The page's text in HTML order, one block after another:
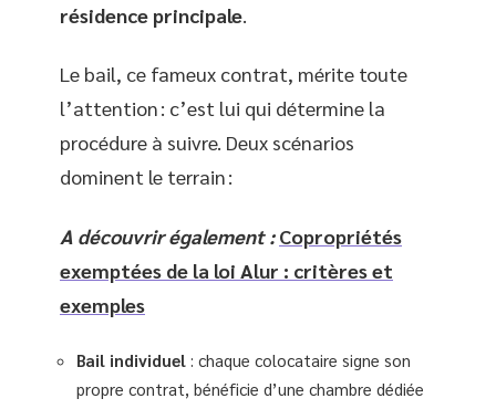
résidence principale
Le bail, ce fameux contrat, mérite toute
l’attention : c’est lui qui détermine la
procédure à suivre. Deux scénarios
dominent le terrain :
A découvrir également : Copropriétés
exemptées de la loi Alur : critères et
exemples
Bail individuel : chaque colocataire signe son
propre contrat, bénéficie d’une chambre dédiée